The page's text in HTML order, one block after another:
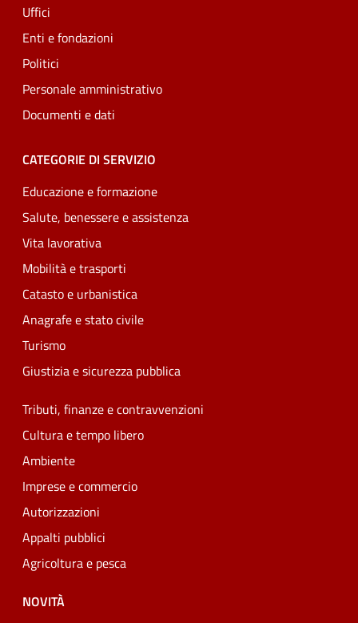
Uffici
Enti e fondazioni
Politici
Personale amministrativo
Documenti e dati
CATEGORIE DI SERVIZIO
Educazione e formazione
Salute, benessere e assistenza
Vita lavorativa
Mobilità e trasporti
Catasto e urbanistica
Anagrafe e stato civile
Turismo
Giustizia e sicurezza pubblica
Tributi, finanze e contravvenzioni
Cultura e tempo libero
Ambiente
Imprese e commercio
Autorizzazioni
Appalti pubblici
Agricoltura e pesca
NOVITÀ